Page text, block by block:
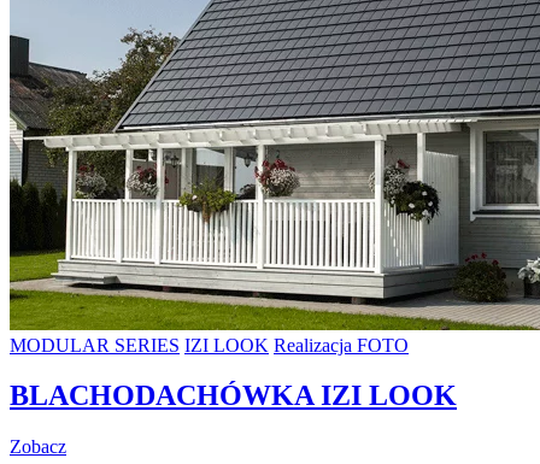
MODULAR SERIES IZI LOOK Realizacja FOTO
BLACHODACHÓWKA IZI LOOK
Zobacz